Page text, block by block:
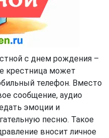
с днем рождения –
крестница может
телефон. Вместо
сообщение, аудио
эмоции и
песню. Такое
вносит личное